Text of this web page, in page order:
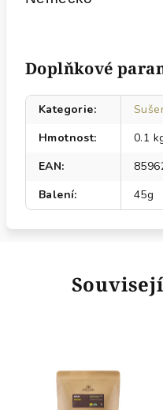
Doplňkové
Kategorie:
Hmotnost:
0.1
EAN:
Balení: 45g